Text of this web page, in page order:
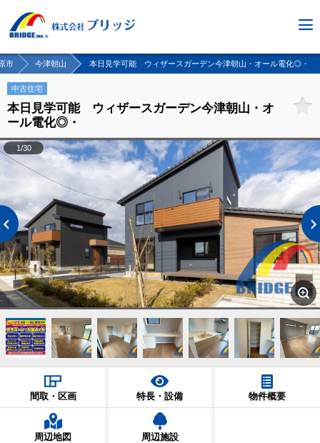
市 今津朝山 本日見学可能 ウィザースガーデン今津朝山・オール電化◎・
中古住宅
本日見学可能 ウィザースガーデン今津朝山・オ
ール電化◎・
1/30
間取・区画 特長・設備 物件概要
周辺地図 周辺施設